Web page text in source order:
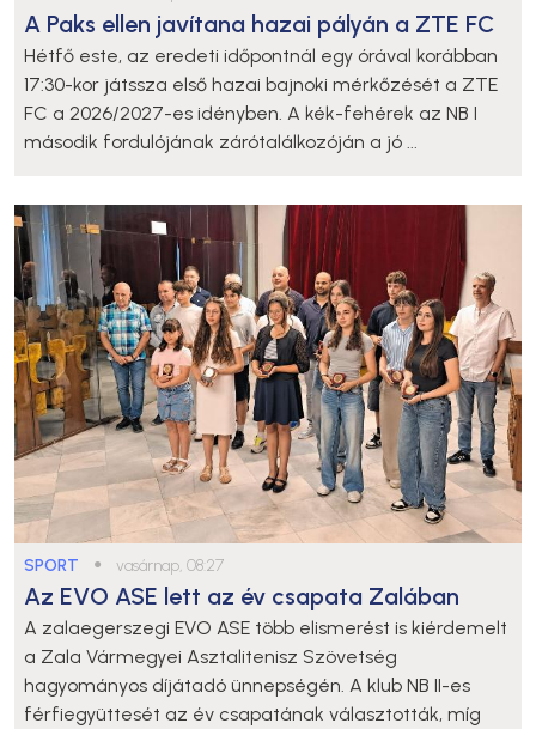
A Paks ellen javítana hazai pályán a ZTE FC
Hétfő este, az eredeti időpontnál egy órával korábban
17:30-kor játssza első hazai bajnoki mérkőzését a ZTE
FC a 2026/2027-es idényben. A kék-fehérek az NB I
második fordulójának zárótalálkozóján a jó ...
SPORT ● vasárnap, 08:27
Az EVO ASE lett az év csapata Zalában
A zalaegerszegi EVO ASE több elismerést is kiérdemelt
a Zala Vármegyei Asztalitenisz Szövetség
hagyományos díjátadó ünnepségén. A klub NB II-es
férfiegyüttesét az év csapatának választották, míg